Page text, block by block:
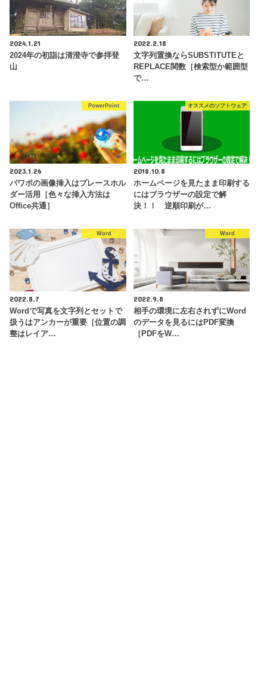
2024.1.21
2024年の初詣は清澄寺で参拝登
山
2022.2.18
文字列置換ならSUBSTITUTEと
REPLACE関数［検索型か範囲型
で…
PowerPoint
2023.1.26
パワポの画像挿入はプレースホル
ダー活用［色々な挿入方法は
Office共通］
オススメのソフトウェア
2018.10.8
ホームページを見たまま印刷する
にはブラウザーの設定で解
決！！ 逆順印刷が…
Word
2022.8.7
Wordで写真を文字列とセットで
扱うはアンカーが重要［位置の調
整はレイア…
Word
2022.9.8
相手の環境に左右されずにWord
のデータを見るにはPDF変換
［PDFをW…